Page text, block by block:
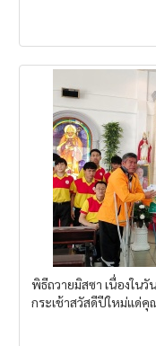
พิธีถวายมิสซา เนื่องใ
กระเช้าสวัสดีปีใหม่แด่